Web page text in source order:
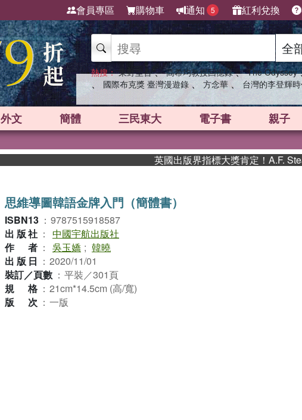
會員專區 購物車 通知 5 紅利兌換
熱搜： 東野圭吾 、 高希均教授回憶錄 、 The Odyssey
、 國際布克獎 臺灣漫遊錄 、 方念華 、 台灣的李登輝
外文 簡體 三民東大 電子書 親子
英國出版界指標大獎肯定！A.F. Steadman
思維導圖韓語金牌入門（簡體書）
ISBN13 ： 9787515918587
出版社 ： 中國宇航出版社
作者 ： 吳玉嬌 ; 韓曉
出版日 ： 2020/11/01
裝訂／頁數 ： 平裝／301頁
規格 ： 21cm*14.5cm (高/寬)
版次 ： 一版